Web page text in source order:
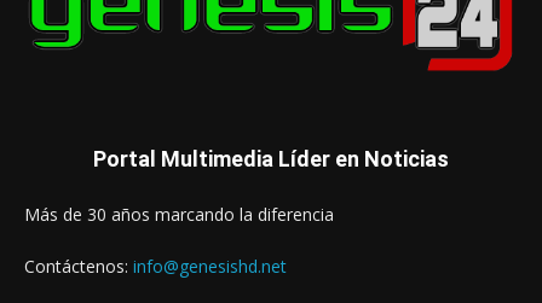
Portal Multimedia Líder en Noticias
Más de 30 años marcando la diferencia
Contáctenos: info@genesishd.net